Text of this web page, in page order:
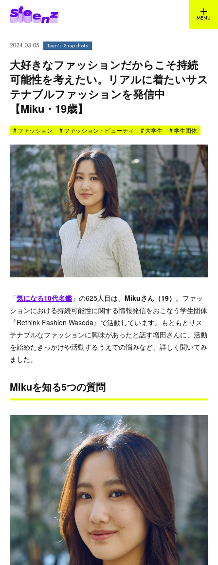
2024.03.05 Teen's Snapshots
大好きなファッションだからこそ持続
可能性を考えたい。リアルに着たいサス
テナブルファッションを発信中
【Miku・19歳】
#ファッション #ファッション・ビューティ #大学生 #学生団体
「気になる10代名鑑 」の625人目は、 Mikuさん（19） 。ファッ
ションにおける持続可能性に関する情報発信をおこなう学生団体
『Rethink Fashion Waseda』で活動しています。もともとサス
テナブルなファッションに興味があったと話す増田さんに、活動
を始めたきっかけや活動するうえでの悩みなど、詳しく聞いてみ
ました。
Mikuを知る5つの質問